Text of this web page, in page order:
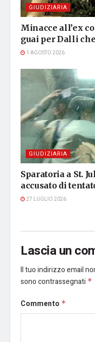
GIUDIZIARIA
Minacce all’ex
guai per Dalli
1 AGOSTO 2026
GIUDIZIARIA
Sparatoria a St.
accusato di
27 LUGLIO 2026
Lascia un
Il tuo indirizzo email
sono contrassegnati *
Commento *